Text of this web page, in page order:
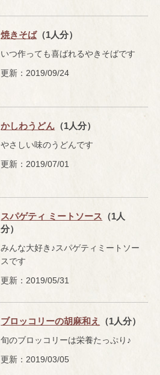
焼きそば（1人分）
いつ作っても喜ばれるやきそばです
更新：2019/09/24
かしわうどん （1人分）
やさしい味のうどんです
更新：2019/07/01
スパゲティ ミートソース （1人
分）
みんな大好き♪スパゲティミートソー
スです
更新：2019/05/31
ブロッコリーの胡麻和え （1人分）
旬のブロッコリーは栄養たっぷり♪
更新：2019/03/05